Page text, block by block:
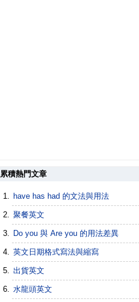
累積熱門文章
have has had 的文法與用法
聚餐英文
Do you 與 Are you 的用法差異
英文日期格式寫法與縮寫
出貨英文
水龍頭英文